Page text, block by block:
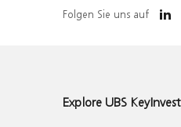
Folgen Sie uns auf
Explore UBS KeyInvest